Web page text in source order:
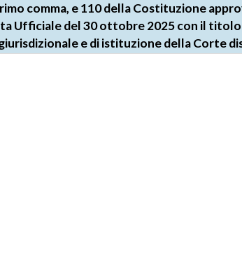
comma, e 110 della Costituzione
Ufficiale del 30 ottobre 2025 con il titolo
e di istituzione della Corte